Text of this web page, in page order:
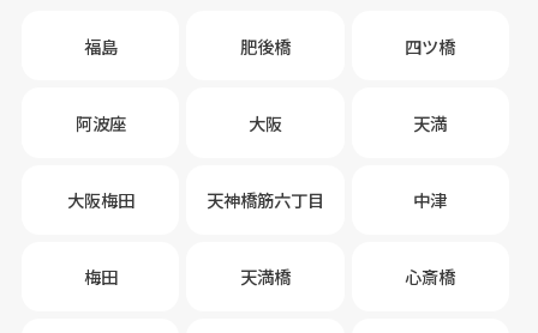
福島 肥後橋 四ツ橋
阿波座 大阪 天満
大阪梅田 天神橋筋六丁目 中津
梅田 天満橋 心斎橋